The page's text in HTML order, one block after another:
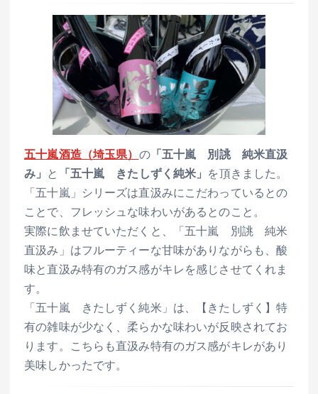
五十嵐酒造（埼玉県） の「五十嵐 別誂 純米直汲
み」
と 「五十嵐 きたしずく純米」
を頂きました。
「五十嵐」シリーズは直汲みにこだわっているとの
ことで、フレッシュな味わいがあるとのこと。
実際に飲ませていただくと、「五十嵐 別誂 純米
直汲み」はフルーティーな甘味がありながらも、酸
味と直汲み特有のガス感がキレを感じさせてくれま
す。
「五十嵐 きたしずく純米」は、【きたしずく】特
有の雑味が少なく、柔らかな味わいが反映されてお
ります。こちらも直汲み特有のガス感がキレがあり
美味しかったです。